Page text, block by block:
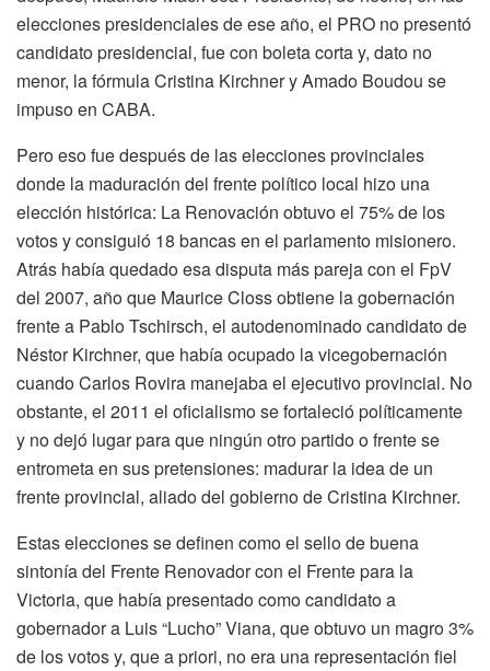
elecciones presidenciales de ese año, el PRO no presentó
candidato presidencial, fue con boleta corta y, dato no
menor, la fórmula Cristina Kirchner y Amado Boudou se
impuso en CABA.
Pero eso fue después de las elecciones provinciales
donde la maduración del frente político local hizo una
elección histórica: La Renovación obtuvo el 75% de los
votos y consiguió 18 bancas en el parlamento misionero.
Atrás había quedado esa disputa más pareja con el FpV
del 2007, año que Maurice Closs obtiene la gobernación
frente a Pablo Tschirsch, el autodenominado candidato de
Néstor Kirchner, que había ocupado la vicegobernación
cuando Carlos Rovira manejaba el ejecutivo provincial. No
obstante, el 2011 el oficialismo se fortaleció políticamente
y no dejó lugar para que ningún otro partido o frente se
entrometa en sus pretensiones: madurar la idea de un
frente provincial, aliado del gobierno de Cristina Kirchner.
Estas elecciones se definen como el sello de buena
sintonía del Frente Renovador con el Frente para la
Victoria, que había presentado como candidato a
gobernador a Luis “Lucho” Viana, que obtuvo un magro 3%
de los votos y, que a priori, no era una representación fiel